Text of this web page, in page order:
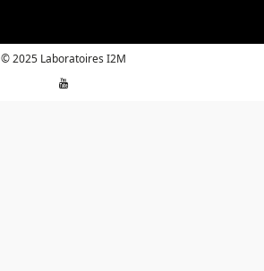
© 2025 Laboratoires I2M
YouTube